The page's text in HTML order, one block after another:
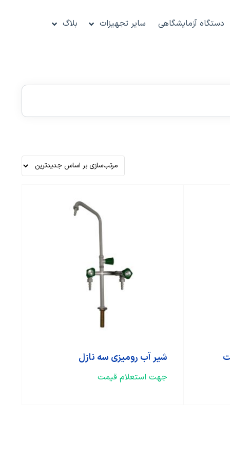
دستگاه آزمایشگاهی سایر تجهیزات
بلاگ
شیر آب رومیزی سه نازل
جهت استعلام قیمت